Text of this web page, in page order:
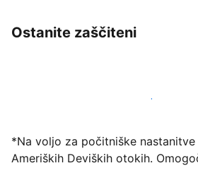
Ostanite zaščiteni
Danes ponudite nastanitev prek
*Na voljo za počitniške
Ameriških Deviških otokih.